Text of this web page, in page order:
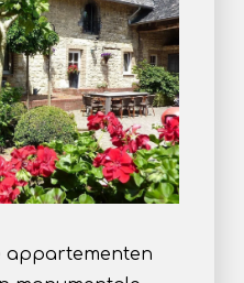
appartementen